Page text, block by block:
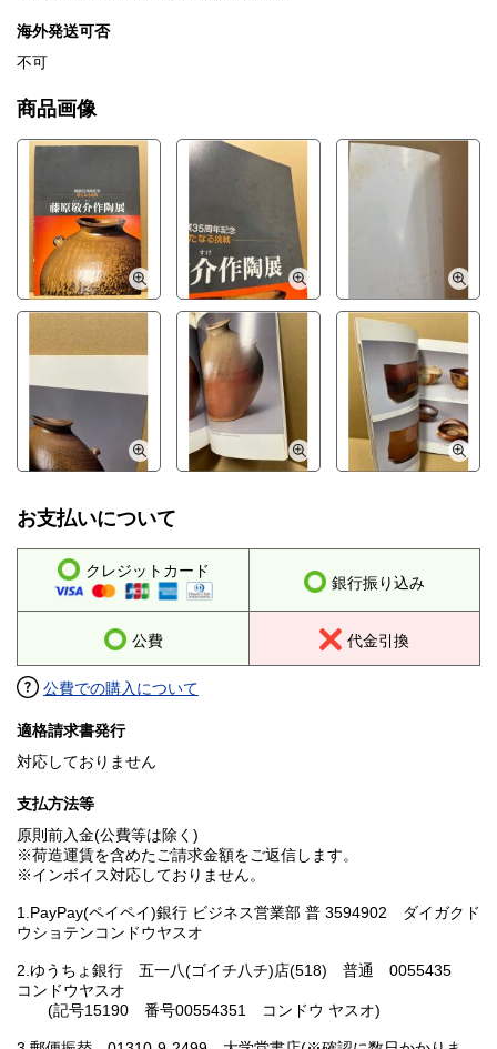
海外発送可否
不可
商品画像
お支払いについて
クレジットカード
銀行振り込み
公費 代金引換
公費での購入について
適格請求書発行
対応しておりません
支払方法等
原則前入金(公費等は除く)
※荷造運賃を含めたご請求金額をご返信します。
※インボイス対応しておりません。
1.PayPay(ペイペイ)銀行 ビジネス営業部 普 3594902 ダイガクド
ウショテンコンドウヤスオ
2.ゆうちょ銀行 五一八(ゴイチ八チ)店(518) 普通 0055435
コンドウヤスオ
(記号15190 番号00554351 コンドウ ヤスオ)